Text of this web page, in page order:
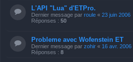
L'API "Lua" d'ETPro.
Dernier message par roule « 23 juin 2006
Réponses : 50
Probleme avec Wofenstein ET
Dernier message par zohir « 16 avr. 2006
Réponses : 8